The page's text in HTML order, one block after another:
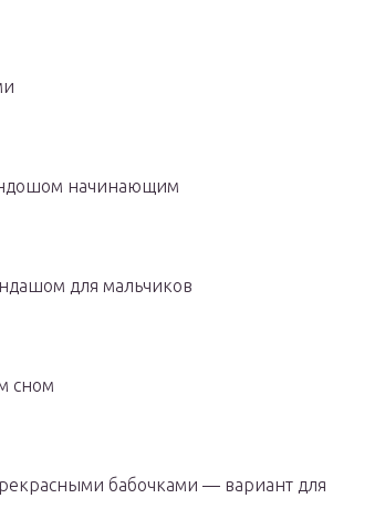
начинающим
для мальчиков
сном
бабочками — вариант для